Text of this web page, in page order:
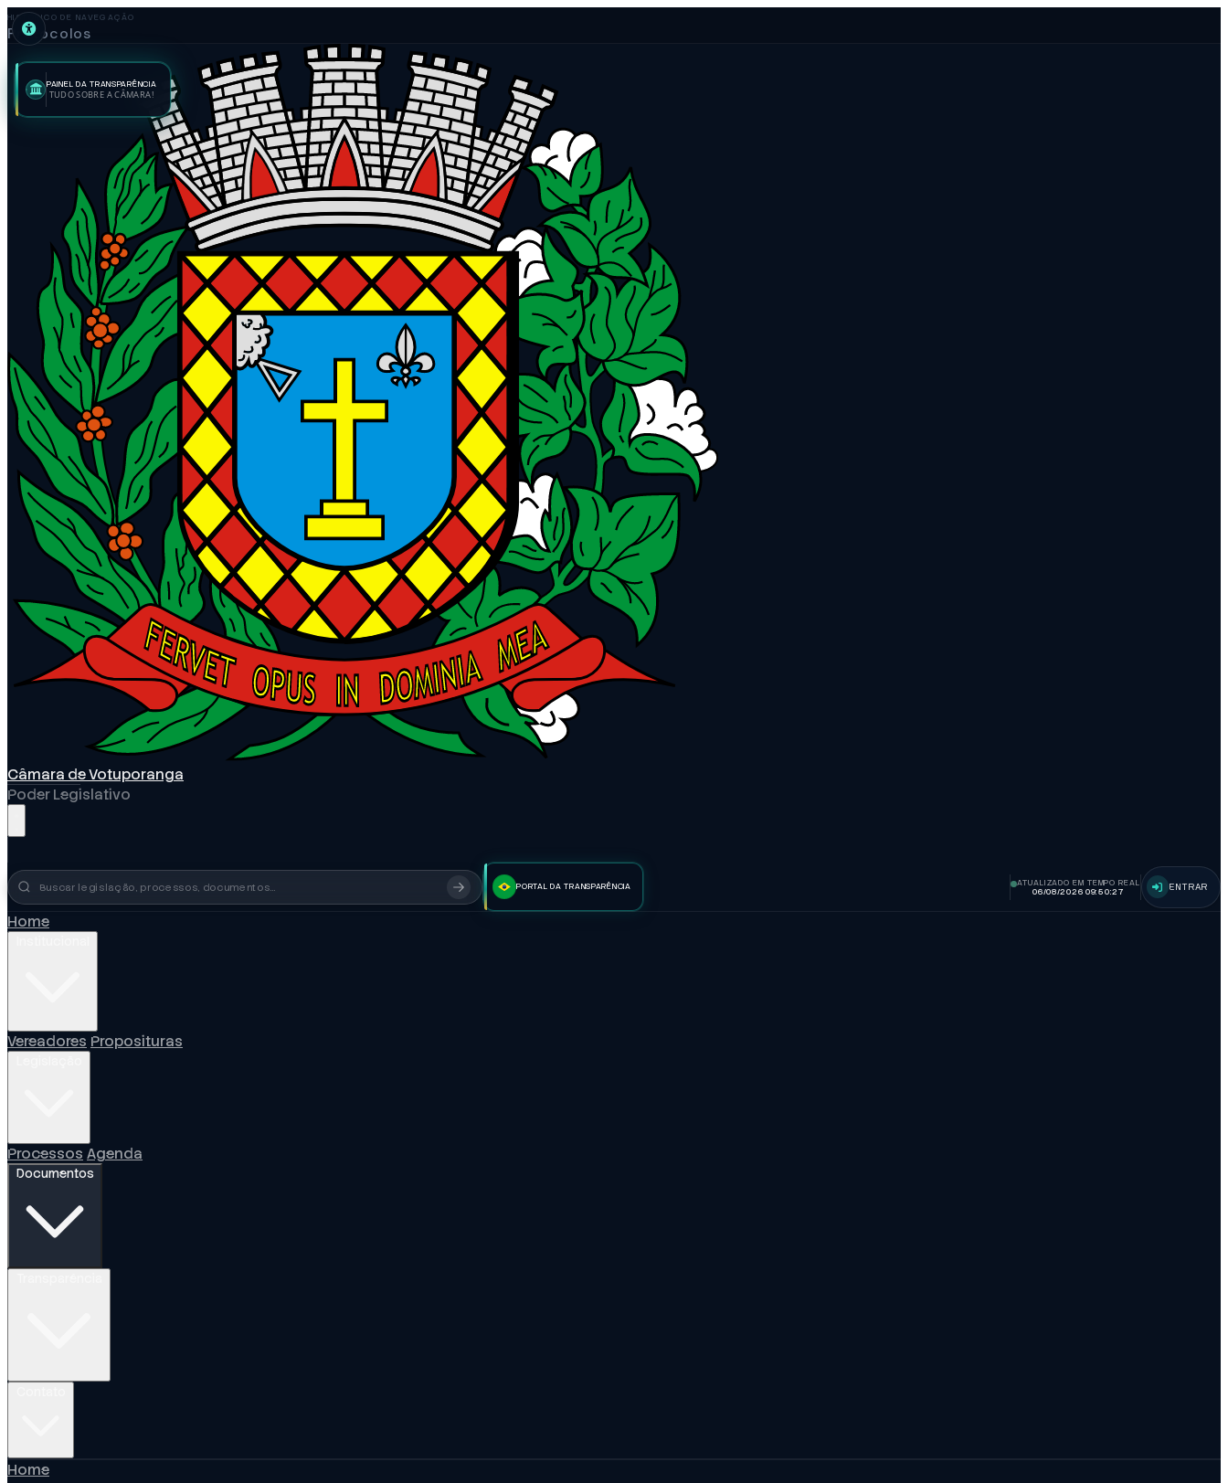
HISTÓRICO DE NAVEGAÇÃO
Protocolos
Câmara de Votuporanga
Poder Legislativo
Busca no portal PORTAL DA TRANSPARÊNCIA
ATUALIZADO EM TEMPO REAL
06/08/2026 09:50:29
ENTRAR
Home
Vereadores Proposituras
Processos Agenda
Documentos
Home
PAINEL DA TRANSPARÊNCIA
TUDO SOBRE A CÂMARA!